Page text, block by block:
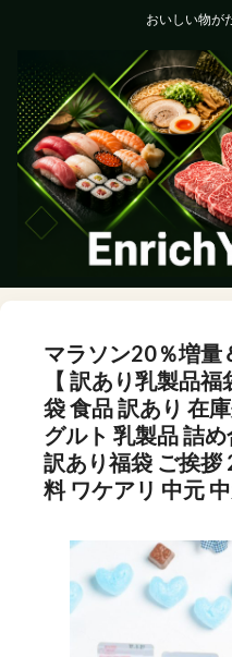
おいしい物が
マラソン20％増量
【 訳あり乳製品
袋 食品 訳あり 在
グルト 乳製品 詰
訳あり福袋 ご挨拶
料 ワケアリ 中元